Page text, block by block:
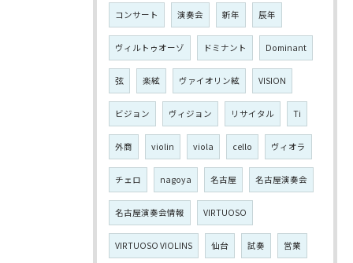
コンサート 演奏会 新年 辰年
ヴィルトゥオーゾ ドミナント Dominant
弦 楽絃 ヴァイオリン絃 VISION
ビジョン ヴィジョン リサイタル Ti
外商 violin viola cello ヴィオラ
チェロ nagoya 名古屋 名古屋演奏会
名古屋演奏会情報 VIRTUOSO
VIRTUOSO VIOLINS 仙台 試奏 営業